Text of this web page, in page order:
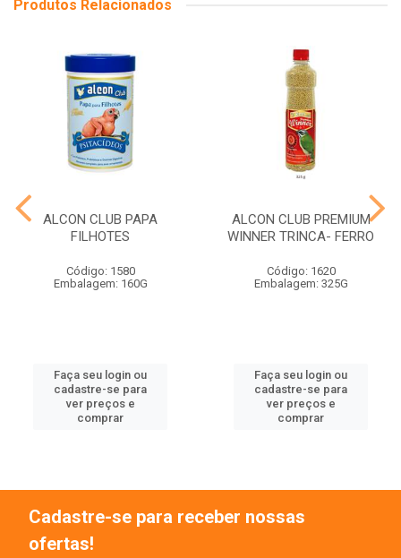
Produtos Relacionados
ALCON CLUB PAPA
FILHOTES
Código: 1580
Embalagem: 160G
Faça seu login ou
cadastre-se para
ver preços e
comprar
ALCON CLUB PREMIUM
WINNER TRINCA- FERRO
Código: 1620
Embalagem: 325G
Faça seu login ou
cadastre-se para
ver preços e
comprar
Cadastre-se para receber nossas
ofertas!